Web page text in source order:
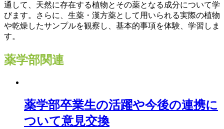
通して、天然に存在する植物とその薬となる成分について学
びます。さらに、生薬・漢方薬として用いられる実際の植物
や乾燥したサンプルを観察し、基本的事項を体験、学習しま
す。
薬学部関連
薬学部卒業生の活躍や今後の連携に
ついて意見交換